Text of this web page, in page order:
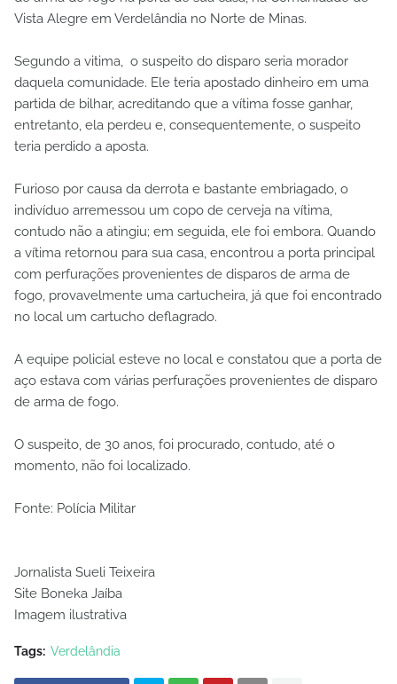
Vista Alegre em Verdelândia no Norte de Minas.
Segundo a vitima, o suspeito do disparo seria morador
daquela comunidade. Ele teria apostado dinheiro em uma
partida de bilhar, acreditando que a vítima fosse ganhar,
entretanto, ela perdeu e, consequentemente, o suspeito
teria perdido a aposta.
Furioso por causa da derrota e bastante embriagado, o
indivíduo arremessou um copo de cerveja na vítima,
contudo não a atingiu; em seguida, ele foi embora. Quando
a vítima retornou para sua casa, encontrou a porta principal
com perfurações provenientes de disparos de arma de
fogo, provavelmente uma cartucheira, já que foi encontrado
no local um cartucho deflagrado.
A equipe policial esteve no local e constatou que a porta de
aço estava com várias perfurações provenientes de disparo
de arma de fogo.
O suspeito, de 30 anos, foi procurado, contudo, até o
momento, não foi localizado.
Fonte: Polícia Militar
Jornalista Sueli Teixeira
Site Boneka Jaíba
Imagem ilustrativa
Tags: Verdelândia